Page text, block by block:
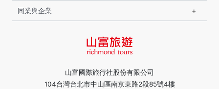
山富國際旅行社股份有限公司
104台灣台北市中山區南京東路2段85號4樓
同業與企業